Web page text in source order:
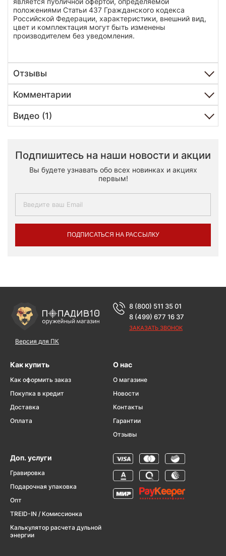
положениями Статьи 437 Гражданского кодекса
Российской Федерации, характеристики, внешний вид,
цвет и комплектация могут быть изменены
производителем без уведомления.
Отзывы
Комментарии
Видео (1)
Подпишитесь на наши новости и акции
Вы будете узнавать обо всех новинках и акциях
первым!
ПОДПИСАТЬСЯ НА РАССЫЛКУ
Версия для ПК
8 (800) 511 35 01
8 (499) 677 16 37
ЗАКАЗАТЬ ЗВОНОК
Как купить
Как оформить заказ
Покупка в кредит
Доставка
Оплата
О нас
О магазине
Новости
Контакты
Гарантии
Отзывы
Доп. услуги
Гравировка
Подарочная упаковка
Опт
TREID-IN / Комиссионка
Калькулятор расчета дульной
энергии